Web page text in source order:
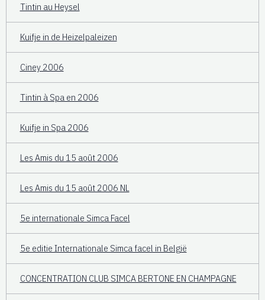
Tintin au Heysel
Kuifje in de Heizelpaleizen
Ciney 2006
Tintin à Spa en 2006
Kuifje in Spa 2006
Les Amis du 15 août 2006
Les Amis du 15 août 2006 NL
5e internationale Simca Facel
5e editie Internationale Simca facel in België
CONCENTRATION CLUB SIMCA BERTONE EN CHAMPAGNE